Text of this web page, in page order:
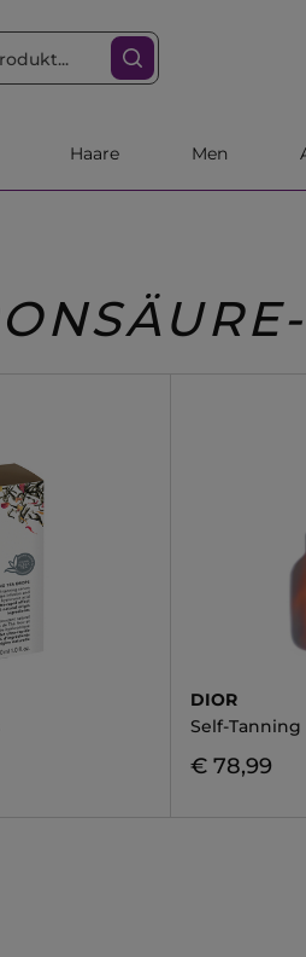
Haare Men
DIOR
Self-Tanning
€ 78,99